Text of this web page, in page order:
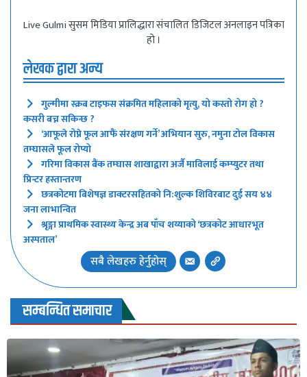
Live Gulmi सुसम मिडिया प्रालिद्धारा संचालित डिजिटल अनलाइन पत्रिका
हो ।
लेखक द्वारा अन्य
गुल्मीमा स्क्रब टाइफस संक्रमित महिलाको मृत्यु, यो कस्तो रोग हो ?
कसरी बच्न सकिन्छ ?
‘आफूले रोप्ने फूल आफैं संरक्षण गर्ने’ अभियान सुरु, नमुना टोल विकास
तम्घासले फूल रोप्यो
गरिमा विकास बैंक तम्घास शाखाद्वारा अर्जै माविलाई कम्प्युटर तथा
प्रिन्टर हस्तान्तरण
छत्रकोटमा बिशेषज्ञ डाक्टरसहितको नि:शुल्क शिविरबाट दुई सय ४४
जना लाभान्वित
श्रृङ्गा प्राथमिक स्वास्थ्य केन्द्र अब पाँच शय्याको ‘छत्रकोट आधारभूत
अस्पताल’
सबै लेखहरु हेर्नुहोस्
सम्बन्धित समाचार